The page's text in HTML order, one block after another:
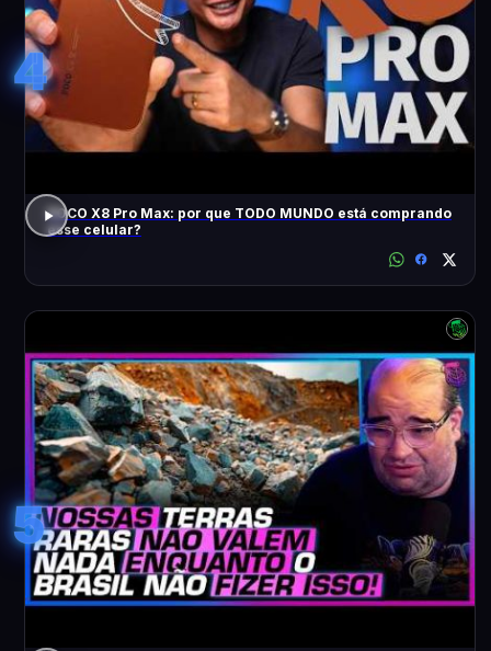
4
POCO X8 Pro Max: por que TODO MUNDO está comprando
esse celular?
5